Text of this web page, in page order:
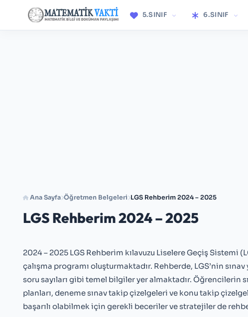
5.SINIF 6.SINIF
Ana Sayfa Öğretmen Belgeleri LGS Rehberim 2024 – 2025
LGS Rehberim 2024 – 2025
2024 – 2025 LGS Rehberim kılavuzu Liselere Geçiş Sistemi
çalışma programı oluşturmaktadır. Rehberde, LGS’nin
soru sayıları gibi temel bilgiler yer almaktadır. Öğrencilerin
planları, deneme sınav takip çizelgeleri ve konu takip
başarılı olabilmek için gerekli beceriler ve stratejiler de